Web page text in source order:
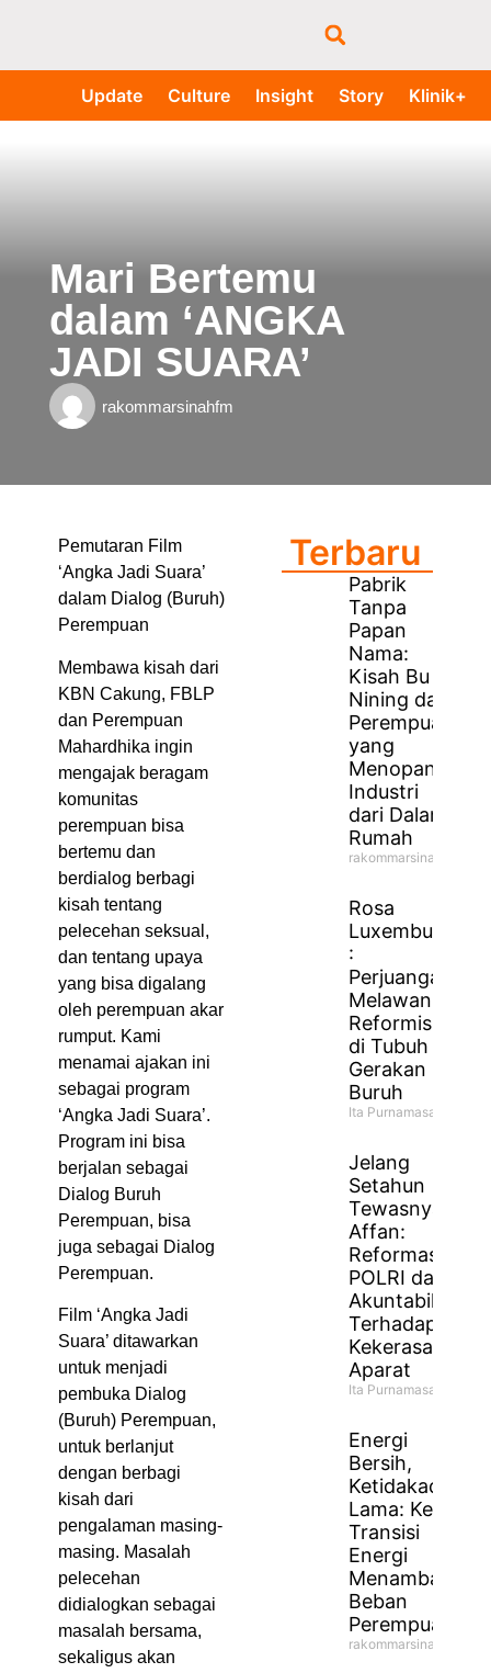
Update Culture Insight Story Klinik+
Mari Bertemu
dalam ‘ANGKA
JADI SUARA’
rakommarsinahfm
Pemutaran Film
‘Angka Jadi Suara’
dalam Dialog (Buruh)
Perempuan
Membawa kisah dari
KBN Cakung, FBLP
dan Perempuan
Mahardhika ingin
mengajak beragam
komunitas
perempuan bisa
bertemu dan
berdialog berbagi
kisah tentang
pelecehan seksual,
dan tentang upaya
yang bisa digalang
oleh perempuan akar
rumput. Kami
menamai ajakan ini
sebagai program
‘Angka Jadi Suara’.
Program ini bisa
berjalan sebagai
Dialog Buruh
Perempuan, bisa
juga sebagai Dialog
Perempuan.
Film ‘Angka Jadi
Suara’ ditawarkan
untuk menjadi
pembuka Dialog
(Buruh) Perempuan,
untuk berlanjut
dengan berbagi
kisah dari
pengalaman masing-
masing. Masalah
pelecehan
didialogkan sebagai
masalah bersama,
sekaligus akan
Terbaru
Pabrik
Tanpa
Papan
Nama:
Kisah Bu
Nining dan
Perempuan
yang
Menopang
Industri
dari Dalam
Rumah
rakommarsinahfm
Rosa
Luxemburg
:
Perjuangan
Melawan
Reformisme
di Tubuh
Gerakan
Buruh
Ita Purnamasari
Jelang
Setahun
Tewasnya
Affan:
Reformasi
POLRI dan
Akuntabilitas
Terhadap
Kekerasan
Aparat
Ita Purnamasari
Energi
Bersih,
Ketidakadilan
Lama: Ketika
Transisi
Energi
Menambah
Beban
Perempuan
rakommarsinahfm